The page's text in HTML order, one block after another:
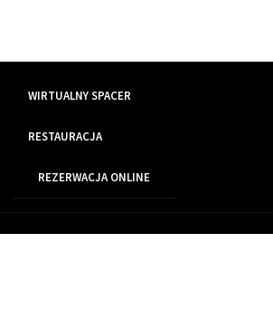
WIRTUALNY SPACER
RESTAURACJA
REZERWACJA ONLINE